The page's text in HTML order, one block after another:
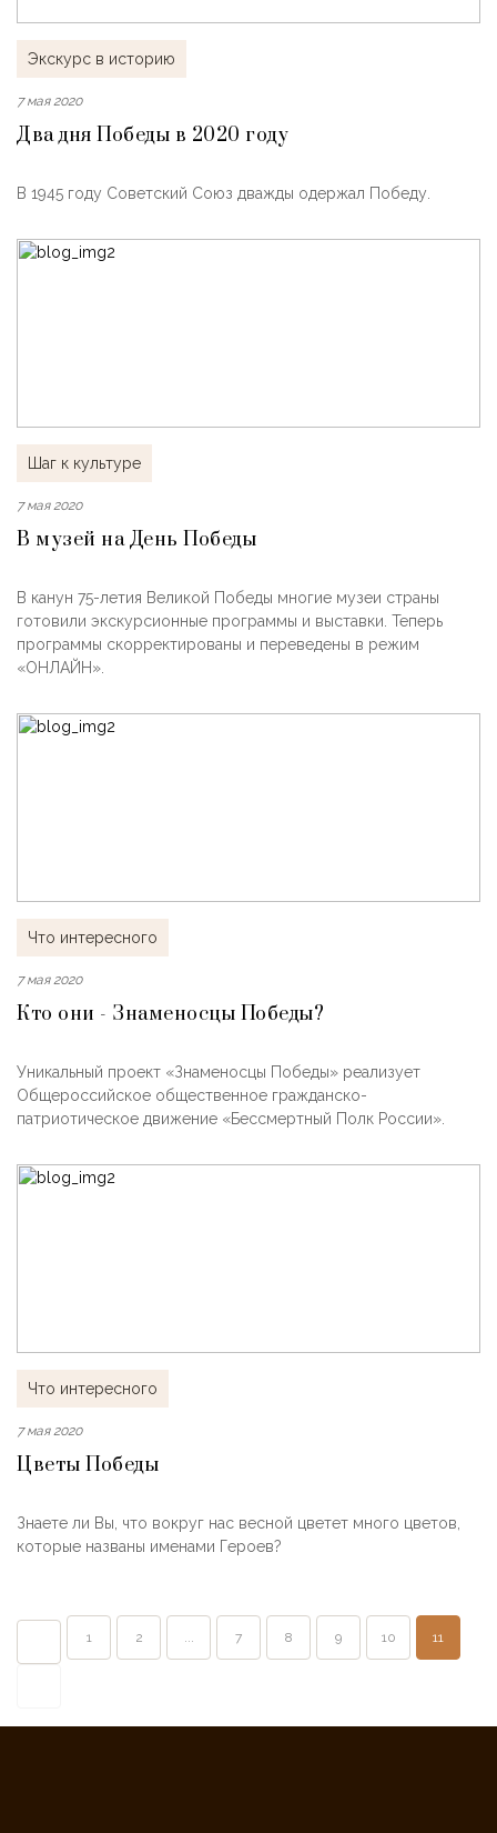
Экскурс в историю
7 мая 2020
Два дня Победы в 2020 году
В 1945 году Советский Союз дважды одержал Победу.
Шаг к культуре
7 мая 2020
В музей на День Победы
В канун 75-летия Великой Победы многие музеи страны
готовили экскурсионные программы и выставки. Теперь
программы скорректированы и переведены в режим
«ОНЛАЙН».
Что интересного
7 мая 2020
Кто они - Знаменосцы Победы?
Уникальный проект «Знаменосцы Победы» реализует
Общероссийское общественное гражданско-
патриотическое движение «Бессмертный Полк России».
Что интересного
7 мая 2020
Цветы Победы
Знаете ли Вы, что вокруг нас весной цветет много цветов,
которые названы именами Героев?
1 2 ... 7 8 9 10 11